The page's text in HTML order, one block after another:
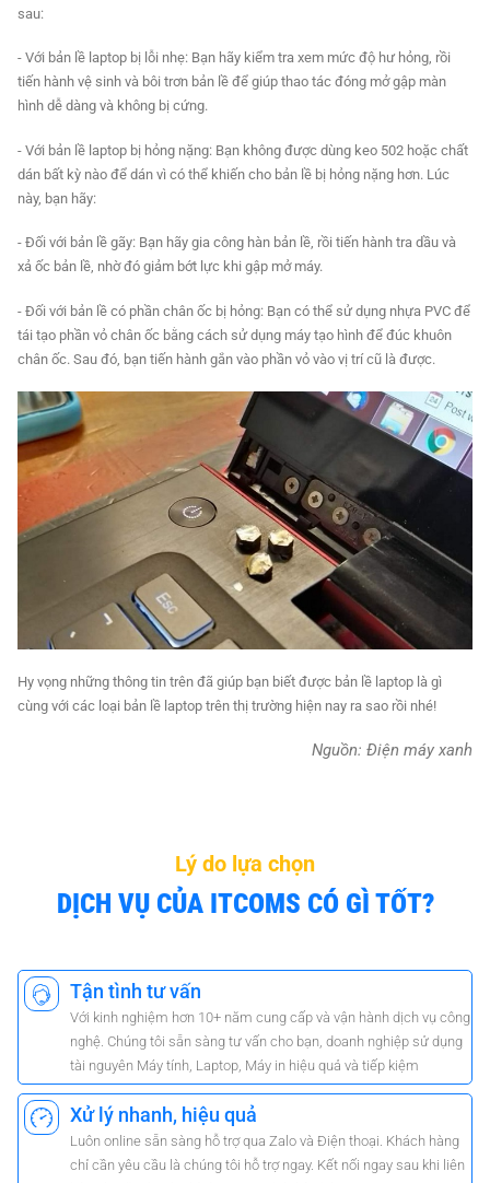
sau:
- Với bản lề laptop bị lỗi nhẹ: Bạn hãy kiểm tra xem mức độ hư hỏng, rồi
tiến hành vệ sinh và bôi trơn bản lề để giúp thao tác đóng mở gập màn
hình dễ dàng và không bị cứng.
- Với bản lề laptop bị hỏng nặng: Bạn không được dùng keo 502 hoặc chất
dán bất kỳ nào để dán vì có thể khiến cho bản lề bị hỏng nặng hơn. Lúc
này, bạn hãy:
- Đối với bản lề gãy: Bạn hãy gia công hàn bản lề, rồi tiến hành tra dầu và
xả ốc bản lề, nhờ đó giảm bớt lực khi gập mở máy.
- Đối với bản lề có phần chân ốc bị hỏng: Bạn có thể sử dụng nhựa PVC để
tái tạo phần vỏ chân ốc bằng cách sử dụng máy tạo hình để đúc khuôn
chân ốc. Sau đó, bạn tiến hành gắn vào phần vỏ vào vị trí cũ là được.
Hy vọng những thông tin trên đã giúp bạn biết được bản lề laptop là gì
cùng với các loại bản lề laptop trên thị trường hiện nay ra sao rồi nhé!
Nguồn: Điện máy xanh
Lý do lựa chọn
DỊCH VỤ CỦA ITCOMS CÓ GÌ TỐT?
Tận tình tư vấn
Với kinh nghiệm hơn 10+ năm cung cấp và vận hành dịch vụ công
nghệ. Chúng tôi sẵn sàng tư vấn cho bạn, doanh nghiệp sử dụng
tài nguyên Máy tính, Laptop, Máy in hiệu quả và tiếp kiệm
Xử lý nhanh, hiệu quả
Luôn online sẵn sàng hỗ trợ qua Zalo và Điện thoại. Khách hàng
chỉ cần yêu cầu là chúng tôi hỗ trợ ngay. Kết nối ngay sau khi liên